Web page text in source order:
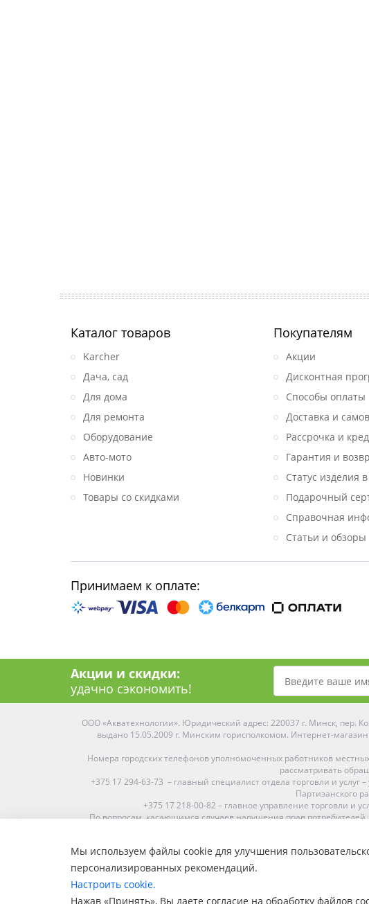
Каталог товаров
Karcher
Дача, сад
Для дома
Для ремонта
Оборудование
Авто-мото
Новинки
Товары со скидками
Покупателям
Акции
Дисконтная
Способы оплаты
Доставка и
Рассрочка и
Гарантия и
Статус изделия
Подарочный
Справочная
Статьи и обзоры
Принимаем к оплате:
Акции и скидки:
удачно сэкономить!
ООО «Акватехнологии». Юридический адрес: 220037 г. Минск, пер.
выдано 15.05.2009 г. Минским горисполкомом. Интернет-
Номера городских телефонов уполномоченных работников
рассматривать
+375 17 294-63-73 – главный специалист отдела торговли и
Партизанского
+375 17 218-00-82 – главное управление торговли и
По вопросам, касающимся случаев нарушения прав
Средняя оценка:4.9 из5на
Наши магазины представлены в Минске, Бресте, Витебске, Гомеле,
Мы используем файлы cookie для улучшения
персонализированных рекомендаций.
Настроить cookie.
Нажав «Принять», Вы даете согласие на обработку файлов